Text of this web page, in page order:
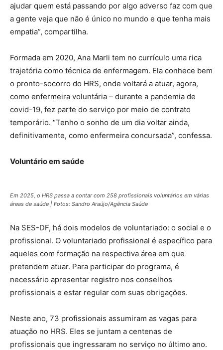
ajudar quem está passando por algo adverso faz com que
a gente veja que não é único no mundo e que tenha mais
empatia”, compartilha.
Formada em 2020, Ana Marli tem no currículo uma rica
trajetória como técnica de enfermagem. Ela conhece bem
o pronto-socorro do HRS, onde voltará a atuar, agora,
como enfermeira voluntária – durante a pandemia de
covid-19, fez parte do serviço por meio de contrato
temporário. “Tenho o sonho de um dia voltar ainda,
definitivamente, como enfermeira concursada”, confessa.
Voluntário em saúde
Em 2025, o HRS passa a contar com 258 profissionais voluntários em várias
áreas de saúde | Fotos: Sandro Araújo/Agência Saúde
Na SES-DF, há dois modelos de voluntariado: o social e o
profissional. O voluntariado profissional é específico para
aqueles com formação na respectiva área em que
pretendem atuar. Para participar do programa, é
necessário apresentar registro nos conselhos
profissionais e estar regular com suas obrigações.
Neste ano, 73 profissionais assumiram as vagas para
atuação no HRS. Eles se juntam a centenas de
profissionais que ingressaram no serviço no último ano.